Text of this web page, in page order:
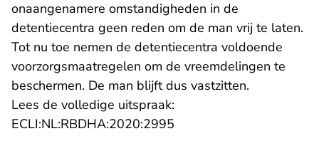
onaangenamere omstandigheden in de
detentiecentra geen reden om de man vrij te laten.
Tot nu toe nemen de detentiecentra voldoende
voorzorgsmaatregelen om de vreemdelingen te
beschermen. De man blijft dus vastzitten.
Lees de volledige uitspraak:
ECLI:NL:RBDHA:2020:2995